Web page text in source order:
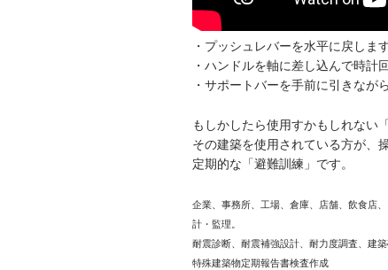
・プッシュレバーを水平に戻します
・ハンドルを軸に差し込んで時計
・サポートバーを手前に引きなが
もしかしたら使用すかもしれない
その建築を使用されている方が、
定期的な「避難訓練」です。
企業、事務所、工場、倉庫、店舗、飲食店
計・監理。
耐震診断、耐震補強設計、耐力度調査、建築
特殊建築物定期報告書検査作成